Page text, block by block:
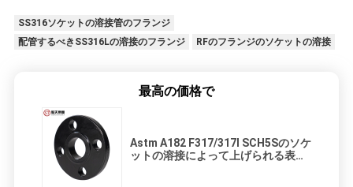
SS316ソケットの溶接管のフランジ
配管するべきSS316Lの溶接のフランジ
RFのフランジのソケットの溶接
最高の価格で
Astm A182 F317/317l SCH5Sのソケ
ットの溶接によって上げられる表面